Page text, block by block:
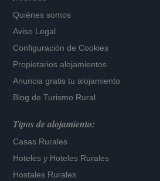
Quiénes somos
Aviso Legal
Configuración de Cookies
Propietarios alojamientos
Anuncia gratis tu alojamiento
Blog de Turismo Rural
Tipos de alojamiento:
Casas Rurales
Hoteles y Hoteles Rurales
Hostales Rurales